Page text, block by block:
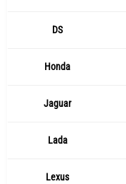
DS
Honda
Jaguar
Lada
Lexus